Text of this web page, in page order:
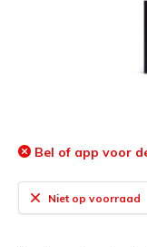
Bel of app voor
Niet op voorraad